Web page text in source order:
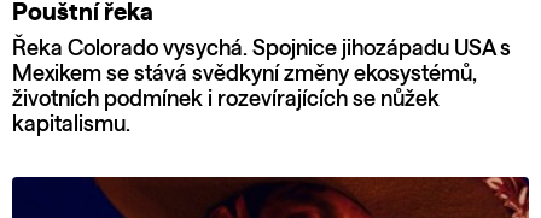
Pouštní řeka
Řeka Colorado vysychá. Spojnice jihozápadu USA s
Mexikem se stává svědkyní změny ekosystémů,
životních podmínek i rozevírajících se nůžek
kapitalismu.